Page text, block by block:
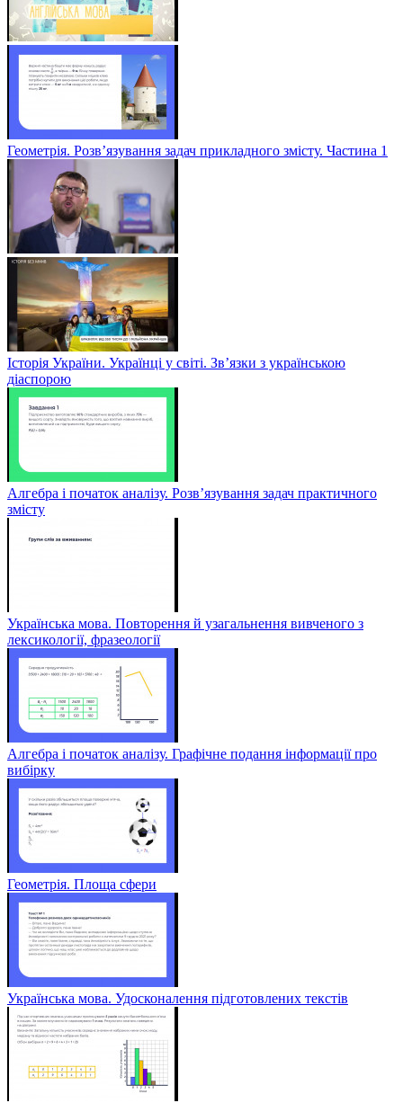
Геометрія. Розв’язування задач прикладного змісту. Частина 1
Історія України. Українці у світі. Зв’язки з українською
діаспорою
Алгебра і початок аналізу. Розв’язування задач практичного
змісту
Українська мова. Повторення й узагальнення вивченого з
лексикології, фразеології
Алгебра і початок аналізу. Графічне подання інформації про
вибірку
Геометрія. Площа сфери
Українська мова. Удосконалення підготовлених текстів